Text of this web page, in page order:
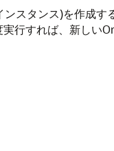
スタンス)を作成す
行すれば、新しい